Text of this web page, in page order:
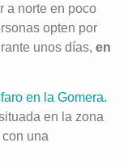
a norte en poco
opten por
unos días, en
en la Gomera.
en la zona
una